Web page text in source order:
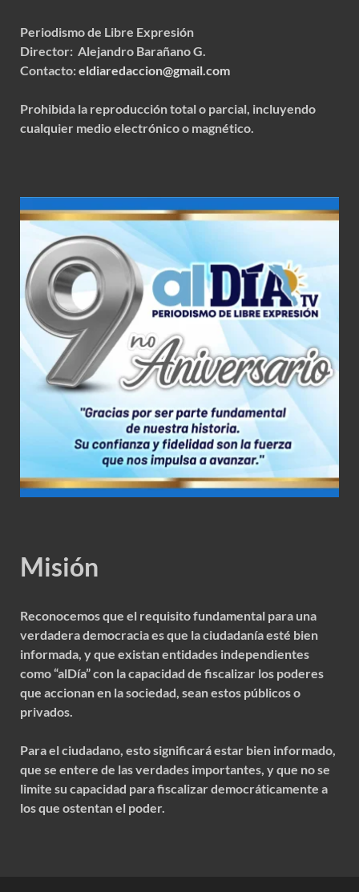
Periodismo de Libre Expresión
Director: Alejandro Barañano G.
Contacto:eldiaredaccion@gmail.com
Prohibida la reproducción total o parcial, incluyendo
cualquier medio electrónico o magnético.
Misión
Reconocemos que el requisito fundamental para una
verdadera democracia es que la ciudadanía esté bien
informada, y que existan entidades independientes
como “alDía” con la capacidad de fiscalizar los poderes
que accionan en la sociedad, sean estos públicos o
privados.
Para el ciudadano, esto significará estar bien informado,
que se entere de las verdades importantes, y que no se
limite su capacidad para fiscalizar democráticamente a
los que ostentan el poder.